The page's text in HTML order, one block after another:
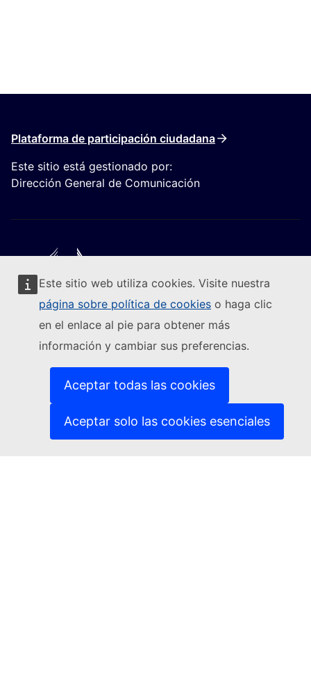
Este sitio web utiliza cookies. Visite nuestra
página sobre política de cookies o haga clic
en el enlace al pie para obtener más
información y cambiar sus preferencias.
Aceptar todas las cookies
Aceptar solo las cookies esenciales
Plataforma de participación ciudadana
Este sitio está gestionado por:
Dirección General de Comunicación
Seguir a la Comisión Europea
Contacto(Enlace externo)
Notificar una vulnerabilidad informática(Enlace externo)
Idiomas en nuestros sitios web(Enlace externo)
(Enlace externo)
Política de privacidad
Aviso jurídico
(Enlace externo)